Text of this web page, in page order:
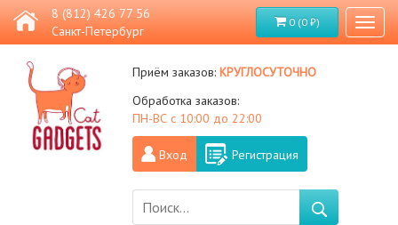
8 (812) 426 77 56
Санкт-Петербург
0 (0 ₽)
Приём заказов:круглосуточно
Обработка заказов:
ПН-ВС с 10:00 до 22:00
Вход Регистрация